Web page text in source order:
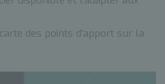
des points d'apport sur la